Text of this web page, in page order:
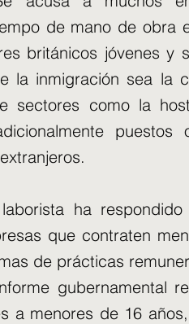
de mano de obra
británicos jóvenes y
la inmigración sea la
sectores como la
ha
que contraten
de prácticas
gubernamental
a menores de 16